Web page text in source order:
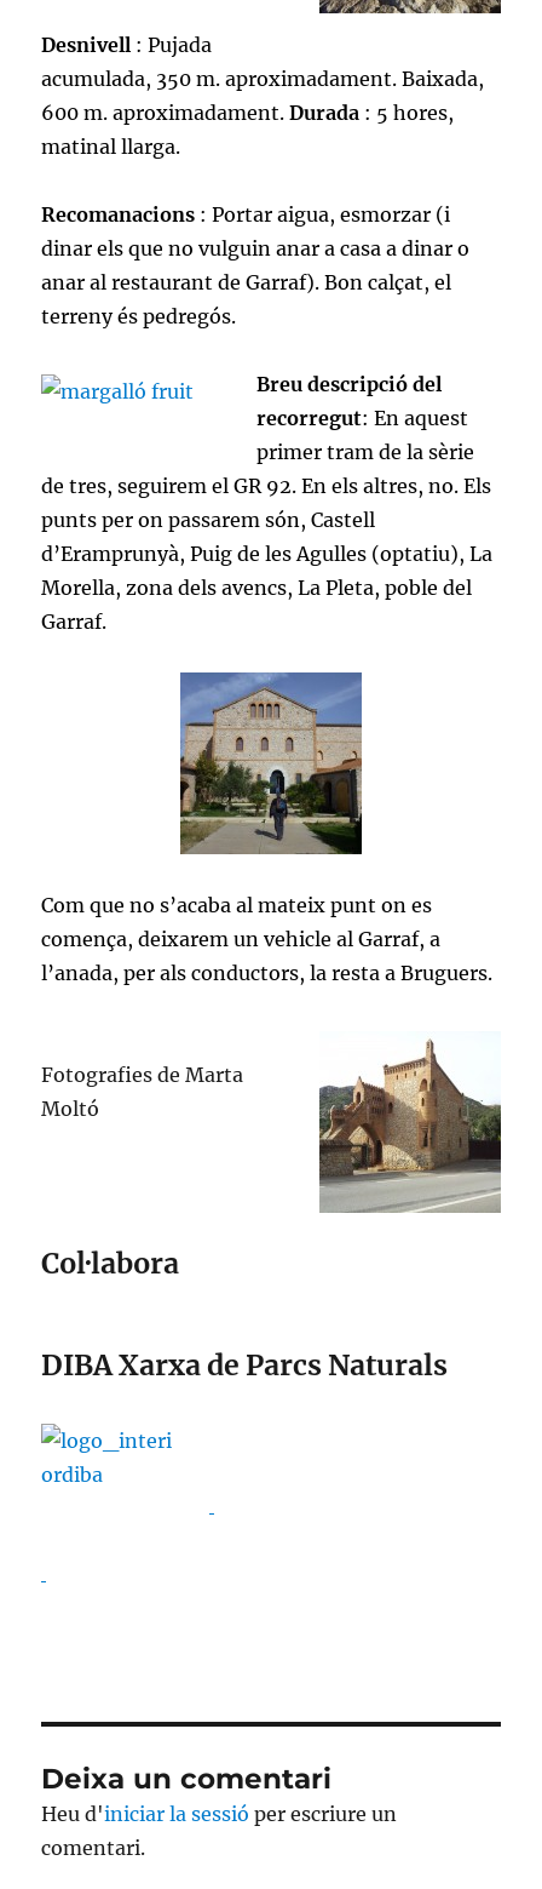
Desnivell : Pujada
acumulada, 350 m. aproximadament. Baixada,
600 m. aproximadament.Durada : 5 hores,
matinal llarga.
Recomanacions : Portar aigua, esmorzar (i
dinar els que no vulguin anar a casa a dinar o
anar al restaurant de Garraf). Bon calçat, el
terreny és pedregós.
Breu descripció del
recorregut: En aquest
primer tram de la sèrie
de tres, seguirem el GR 92. En els altres, no. Els
punts per on passarem són, Castell
d’Eramprunyà, Puig de les Agulles (optatiu), La
Morella, zona dels avencs, La Pleta, poble del
Garraf.
Com que no s’acaba al mateix punt on es
comença, deixarem un vehicle al Garraf, a
l’anada, per als conductors, la resta a Bruguers.
Fotografies de Marta
Moltó
Col·labora
DIBA Xarxa de Parcs Naturals
Deixa un comentari
Heu d'iniciar la sessió per escriure un
comentari.